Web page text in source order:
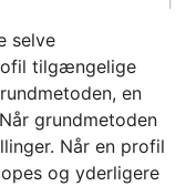
selve
tilgængelige
en
grundmetoden
Når en profil
og yderligere